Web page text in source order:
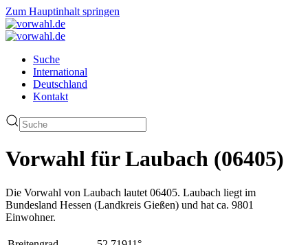
Zum Hauptinhalt springen
Suche
International
Deutschland
Kontakt
Vorwahl für Laubach (06405)
Die Vorwahl von Laubach lautet 06405. Laubach liegt im
Bundesland Hessen (Landkreis Gießen) und hat ca. 9801
Einwohner.